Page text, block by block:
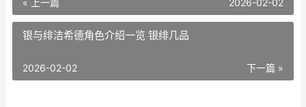
« 上一篇 2026-02-02
银与绯洁希德角色介绍一览 银绯几品
下一篇 »
2026-02-02